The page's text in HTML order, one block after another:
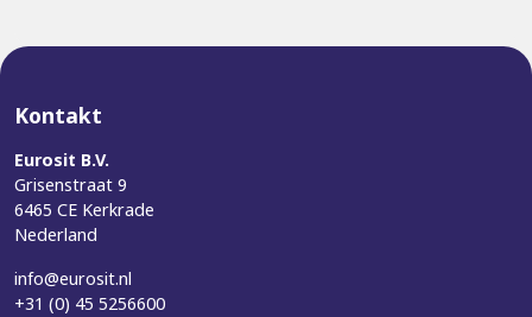
Kontakt
Eurosit B.V.
Grisenstraat 9
6465 CE Kerkrade
Nederland
info@eurosit.nl
+31 (0) 45 5256600